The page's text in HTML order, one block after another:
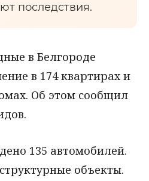
последствия.
в Белгороде
в 174 квартирах и
Об этом сообщил
135 автомобилей.
объекты.